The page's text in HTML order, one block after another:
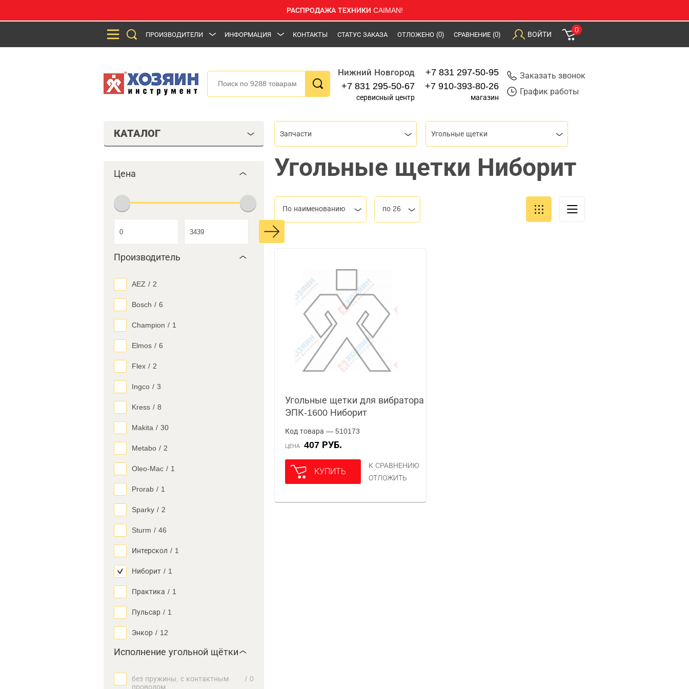
РАСПРОДАЖА ТЕХНИКИ CAIMAN!
ПРОИЗВОДИТЕЛИ ИНФОРМАЦИЯ КОНТАКТЫ СТАТУС ЗАКАЗА ОТЛОЖЕНО (0) СРАВНЕНИЕ (0) ВОЙТИ
0
Нижний Новгород
+7 831 295-50-67
сервисный центр
+7 831 297-50-95
+7 910-393-80-26
магазин
Заказать звонок
График работы
КАТАЛОГ
Цена
Производитель
AEZ / 2
Bosch / 6
Champion / 1
Elmos / 6
Flex / 2
Ingco / 3
Kress / 8
Makita / 30
Metabo / 2
Oleo-Mac / 1
Prorab / 1
Sparky / 2
Sturm / 46
Интерскол / 1
Ниборит / 1
Практика / 1
Пульсар / 1
Энкор / 12
Исполнение угольной щётки
без пружины, с контактным
проводом
/ 0
Запчасти Угольные щетки
Угольные щетки Ниборит
По наименованию по 26
Угольные щетки для вибратора
ЭПК-1600 Ниборит
Код товара — 510173
ЦЕНА 407 РУБ.
КУПИТЬ
К СРАВНЕНИЮ
ОТЛОЖИТЬ